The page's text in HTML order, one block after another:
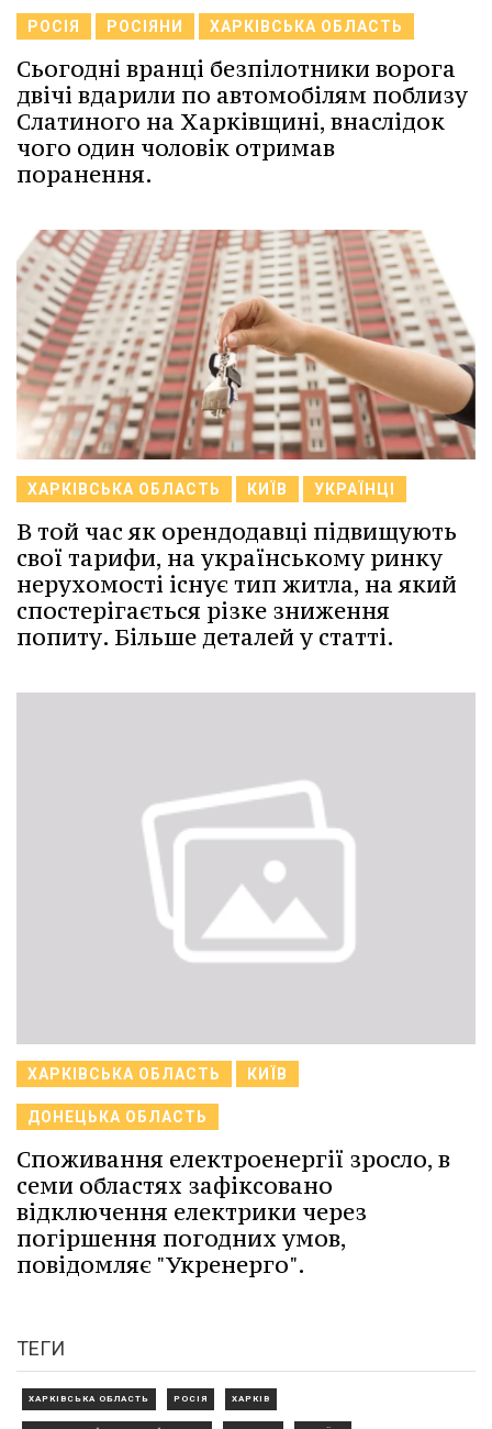
РОСІЯ РОСІЯНИ ХАРКІВСЬКА ОБЛАСТЬ
Сьогодні вранці безпілотники ворога
двічі вдарили по автомобілям поблизу
Слатиного на Харківщині, внаслідок
чого один чоловік отримав
поранення.
ХАРКІВСЬКА ОБЛАСТЬ КИЇВ УКРАЇНЦІ
В той час як орендодавці підвищують
свої тарифи, на українському ринку
нерухомості існує тип житла, на який
спостерігається різке зниження
попиту. Більше деталей у статті.
ХАРКІВСЬКА ОБЛАСТЬ КИЇВ
ДОНЕЦЬКА ОБЛАСТЬ
Споживання електроенергії зросло, в
семи областях зафіксовано
відключення електрики через
погіршення погодних умов,
повідомляє "Укренерго".
ТЕГИ
ХАРКІВСЬКА ОБЛАСТЬ РОСІЯ ХАРКІВ